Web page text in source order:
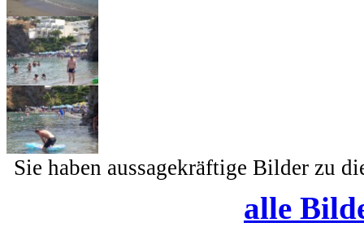
Sie haben aussagekräftige Bilder zu
alle